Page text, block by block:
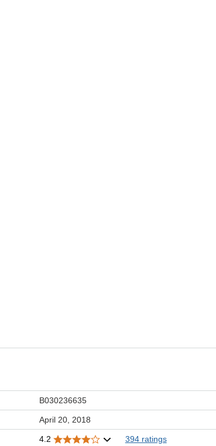
B030236635
April 20, 2018
4.2
394 ratings